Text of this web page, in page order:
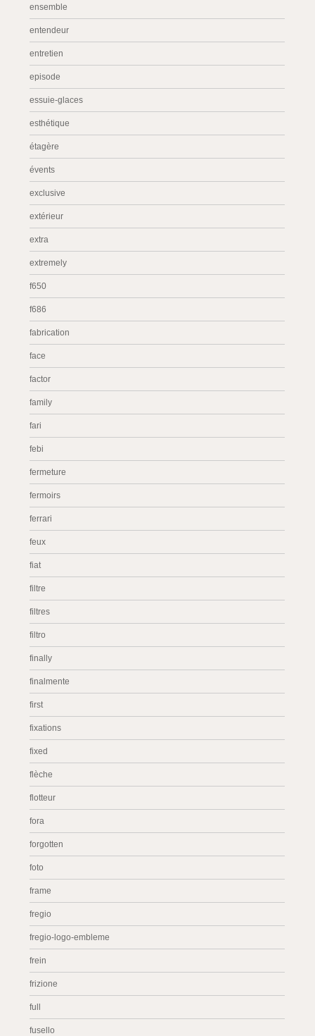
ensemble
entendeur
entretien
episode
essuie-glaces
esthétique
étagère
évents
exclusive
extérieur
extra
extremely
f650
f686
fabrication
face
factor
family
fari
febi
fermeture
fermoirs
ferrari
feux
fiat
filtre
filtres
filtro
finally
finalmente
first
fixations
fixed
flèche
flotteur
fora
forgotten
foto
frame
fregio
fregio-logo-embleme
frein
frizione
full
fusello